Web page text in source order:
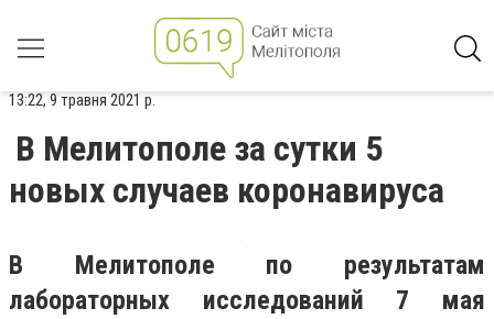
13:22, 9 травня 2021 р.
В Мелитополе за сутки 5
новых случаев коронавируса
В Мелитополе по результатам
лабораторных исследований 7 мая